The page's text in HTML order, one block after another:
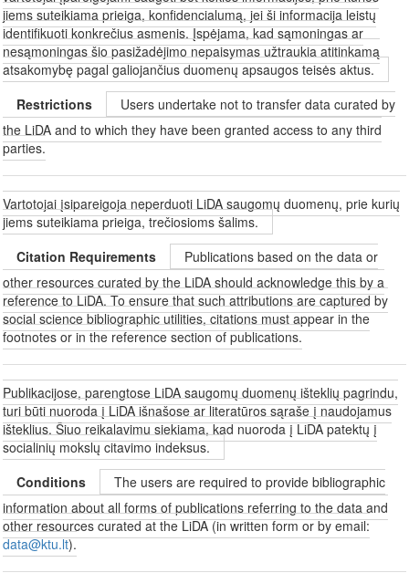
jiems suteikiama prieiga, konfidencialumą, jei ši informacija leistų
identifikuoti konkrečius asmenis. Įspėjama, kad sąmoningas ar
nesąmoningas šio pasižadėjimo nepaisymas užtraukia atitinkamą
atsakomybę pagal galiojančius duomenų apsaugos teisės aktus.
Restrictions
Users undertake not to transfer data curated by
the LiDA and to which they have been granted access to any third
parties.
Vartotojai įsipareigoja neperduoti LiDA saugomų duomenų, prie kurių
jiems suteikiama prieiga, trečiosioms šalims.
Citation Requirements
Publications based on the data or
other resources curated by the LiDA should acknowledge this by a
reference to LiDA. To ensure that such attributions are captured by
social science bibliographic utilities, citations must appear in the
footnotes or in the reference section of publications.
Publikacijose, parengtose LiDA saugomų duomenų išteklių pagrindu,
turi būti nuoroda į LiDA išnašose ar literatūros sąraše į naudojamus
išteklius. Šiuo reikalavimu siekiama, kad nuoroda į LiDA patektų į
socialinių mokslų citavimo indeksus.
Conditions
The users are required to provide bibliographic
information about all forms of publications referring to the data and
other resources curated at the LiDA (in written form or by email:
data@ktu.lt).